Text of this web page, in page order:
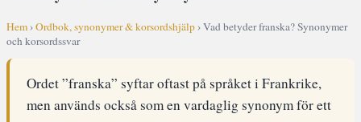
Hem›Ordbok, synonymer & korsordshjälp› Vad betyder franska? Synonymer
och korsordssvar
Ordet ”franska” syftar oftast på språket i Frankrike,
men används också som en vardaglig synonym för ett